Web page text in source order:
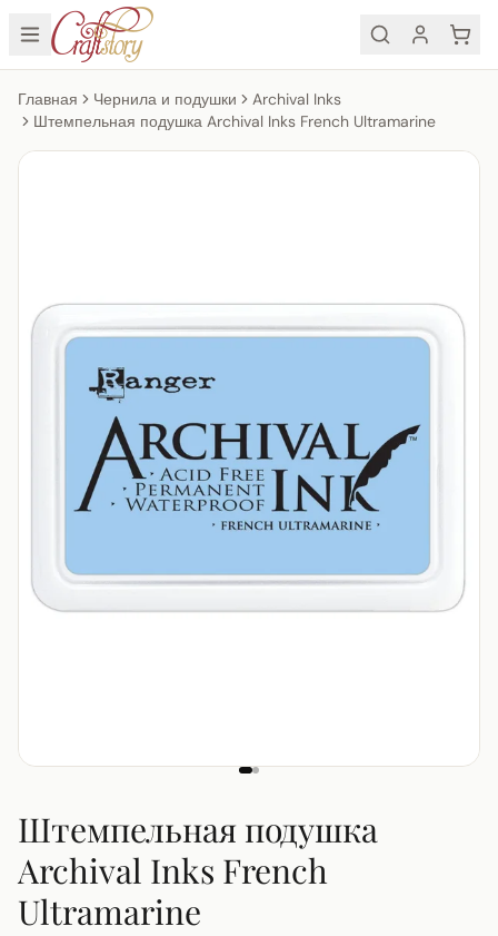
Главная Чернила и подушки
Archival Inks
Штемпельная подушка Archival Inks French Ultramarine
Штемпельная подушка
Archival Inks French
Ultramarine